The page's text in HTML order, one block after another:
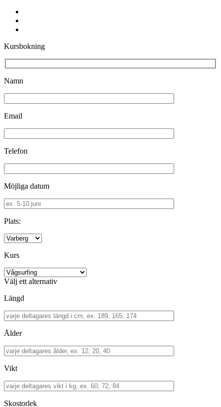
Kursbokning
Namn
Email
Telefon
Möjliga datum
Plats:
Kurs
Välj ett alternativ
Längd
Ålder
Vikt
Skostorlek